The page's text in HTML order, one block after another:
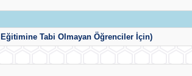
Eğitimine Tabi Olmayan Öğrenciler İçin)